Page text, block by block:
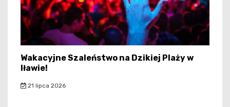
Wakacyjne Szaleństwo na Dzikiej Plaży w
Iławie!
21 lipca 2026